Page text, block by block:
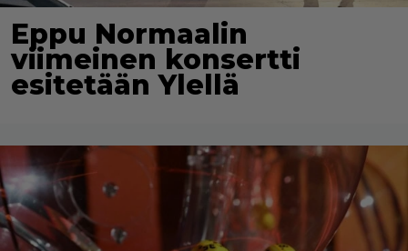
Eppu Normaalin
viimeinen konsertti
esitetään Ylellä